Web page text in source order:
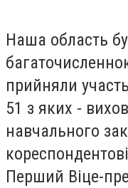
Наша область
прийняли
51 з яких -
навчального
Перший Віце-